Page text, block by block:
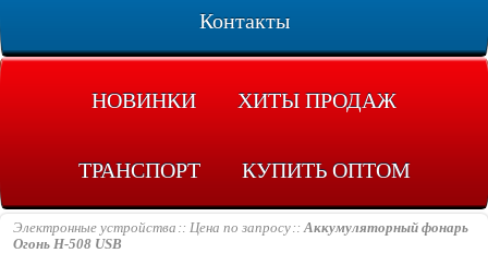
Контакты
НОВИНКИ ХИТЫ ПРОДАЖ
ТРАНСПОРТ КУПИТЬ ОПТОМ
Электронные устройства Цена по запросу
Аккумуляторный фонарь
Огонь H-508 USB